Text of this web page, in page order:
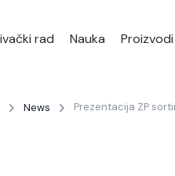
rad Nauka
News Prezentacija ZP